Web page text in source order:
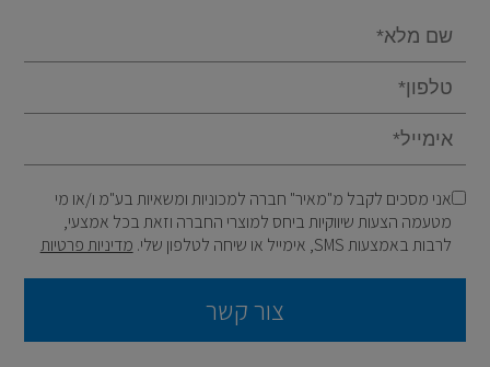
אני מסכים לקבל מ"מאיר" חברה למכוניות ומשאיות בע"מ ו/או מי
מטעמה הצעות שיווקיות ביחס למוצרי החברה וזאת בכל אמצעי,
לרבות באמצעות SMS, אימייל או שיחה לטלפון שלי.
מדיניות פרטיות
צור קשר